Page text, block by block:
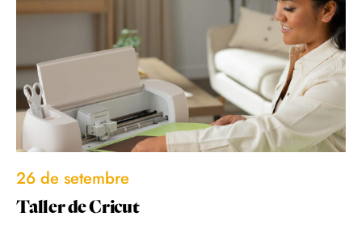
26 de setembre
Taller de Cricut